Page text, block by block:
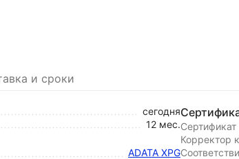
и сроки
сегодня
12 мес.
ADATA XPG
Сертификат
Корректор